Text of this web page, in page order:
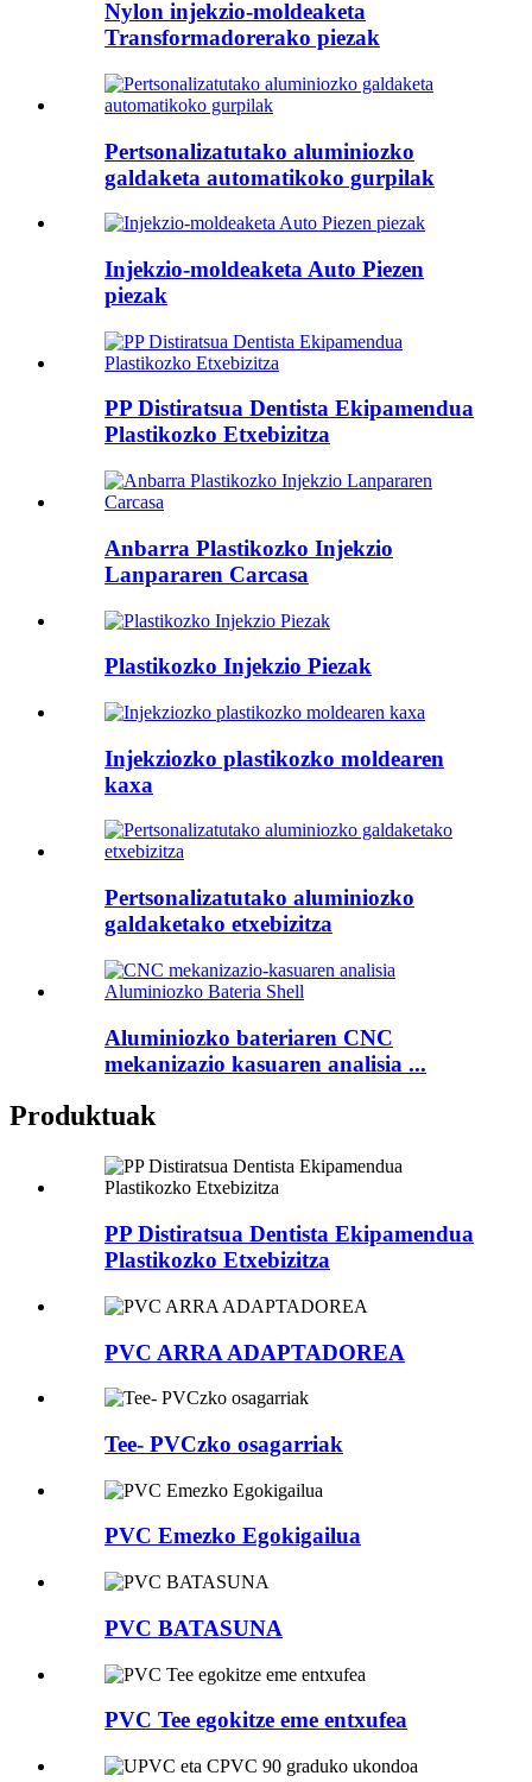
Nylon injekzio-moldeaketa
Transformadorerako piezak
Pertsonalizatutako aluminiozko
galdaketa automatikoko gurpilak
Injekzio-moldeaketa Auto Piezen
piezak
PP Distiratsua Dentista Ekipamendua
Plastikozko Etxebizitza
Anbarra Plastikozko Injekzio
Lanpararen Carcasa
Plastikozko Injekzio Piezak
Injekziozko plastikozko moldearen
kaxa
Pertsonalizatutako aluminiozko
galdaketako etxebizitza
Aluminiozko bateriaren CNC
mekanizazio kasuaren analisia ...
Produktuak
PP Distiratsua Dentista Ekipamendua
Plastikozko Etxebizitza
PVC ARRA ADAPTADOREA
Tee- PVCzko osagarriak
PVC Emezko Egokigailua
PVC BATASUNA
PVC Tee egokitze eme entxufea